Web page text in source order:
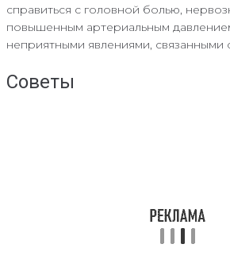
справиться с головной болью,
повышенным артериальным
неприятными явлениями, связанными
Советы